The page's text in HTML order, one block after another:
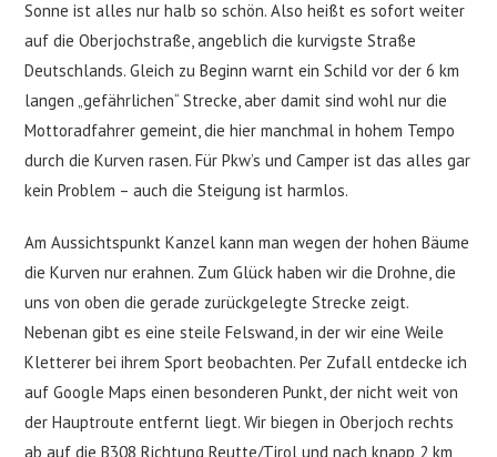
Sonne ist alles nur halb so schön. Also heißt es sofort weiter
auf die Oberjochstraße, angeblich die kurvigste Straße
Deutschlands. Gleich zu Beginn warnt ein Schild vor der 6 km
langen „gefährlichen“ Strecke, aber damit sind wohl nur die
Mottoradfahrer gemeint, die hier manchmal in hohem Tempo
durch die Kurven rasen. Für Pkw’s und Camper ist das alles gar
kein Problem – auch die Steigung ist harmlos.
Am Aussichtspunkt Kanzel kann man wegen der hohen Bäume
die Kurven nur erahnen. Zum Glück haben wir die Drohne, die
uns von oben die gerade zurückgelegte Strecke zeigt.
Nebenan gibt es eine steile Felswand, in der wir eine Weile
Kletterer bei ihrem Sport beobachten. Per Zufall entdecke ich
auf Google Maps einen besonderen Punkt, der nicht weit von
der Hauptroute entfernt liegt. Wir biegen in Oberjoch rechts
ab auf die B308 Richtung Reutte/Tirol und nach knapp 2 km